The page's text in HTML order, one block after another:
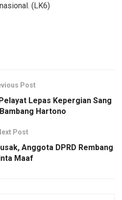
(LK6)
Post
Lepas Kepergian Sang
Hartono
Post
Anggota DPRD Rembang
Maaf